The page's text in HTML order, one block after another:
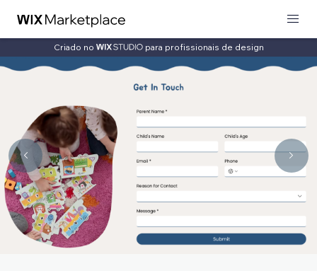
Criado no para profissionais de design